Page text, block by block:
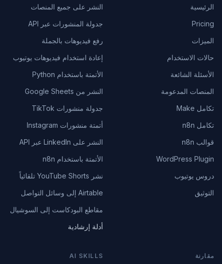
الرئيسية
Pricing
الميزات
حالات الاستخدام
الأسئلة الشائعة
المنصات المدعومة
تكامل Make
تكامل n8n
قوالب n8n
WordPress Plugin
دروس يوتيوب
التوثيق
النشر على جميع المنصات
جدولة المنشورات عبر API
رفع فيديوهات بالجملة
إعادة استخدام فيديوهات يوتيوب
الأتمتة باستخدام Python
النشر من Google Sheets
جدولة منشورات TikTok
أتمتة منشورات Instagram
النشر على LinkedIn عبر API
الأتمتة باستخدام n8n
نشر YouTube Shorts تلقائياً
Airtable إلى وسائل التواصل
مقاطع البودكاست إلى السوشيال
أدلة إرشادية
مقارنة AI SKILLS